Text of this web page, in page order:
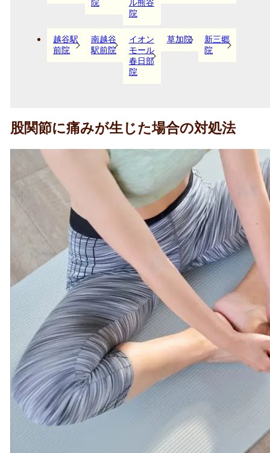
院
ル熊谷
院
越谷駅
前院
南越谷
駅前院
イオン
モール
春日部
院
草加院
新三郷
院
股関節に痛みが生じた場合の対処法